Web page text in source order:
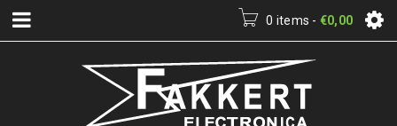
0 items - €0,00